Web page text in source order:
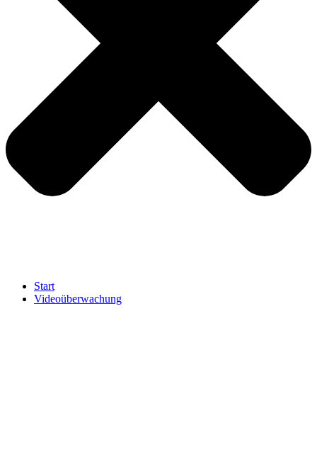
Start
Videoüberwachung